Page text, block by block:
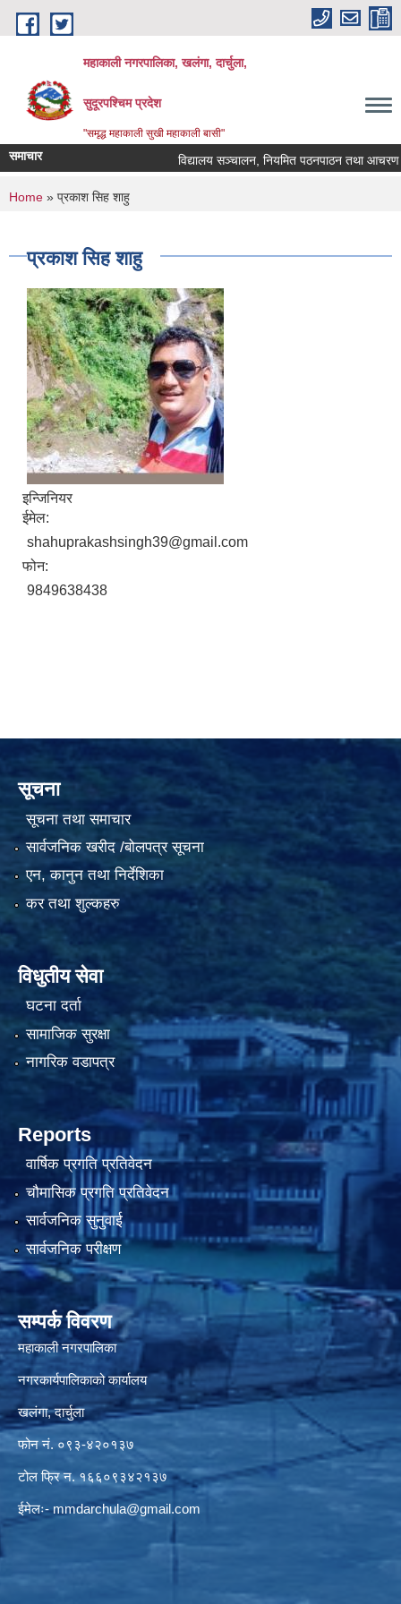
Skip to main content
महाकाली नगरपालिका, खलंगा, दार्चुला,
सुदूरपश्चिम प्रदेश
"समृद्ध महाकाली सुखी महाकाली बासी"
समाचार विद्यालय सञ्चालन, नियमित पठनपाठन तथा आचरण
You are here
Home » प्रकाश सिह शाहु
प्रकाश सिह शाहु
इन्जिनियर
ईमेल:
shahuprakashsingh39@gmail.com
फोन:
9849638438
सूचना
सूचना तथा समाचार
सार्वजनिक खरीद /बोलपत्र सूचना
एन, कानुन तथा निर्देशिका
कर तथा शुल्कहरु
विधुतीय सेवा
घटना दर्ता
सामाजिक सुरक्षा
नागरिक वडापत्र
Reports
वार्षिक प्रगति प्रतिवेदन
चौमासिक प्रगति प्रतिवेदन
सार्वजनिक सुनुवाई
सार्वजनिक परीक्षण
सम्पर्क विवरण
महाकाली नगरपालिका
नगरकार्यपालिकाको कार्यालय
खलंगा, दार्चुला
फोन नं. ०९३-४२०१३७
टोल फ्रि न. १६६०९३४२१३७
ईमेलः-mmdarchula@gmail.com